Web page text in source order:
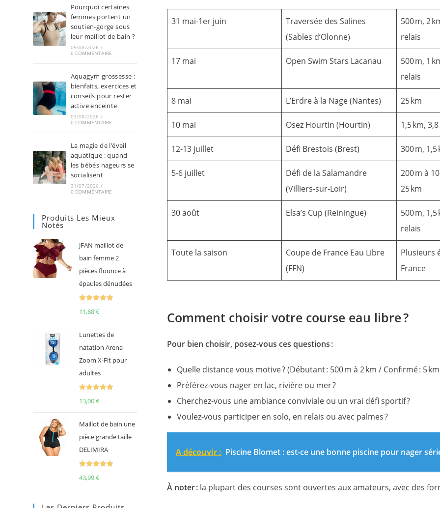
31 mai-1er juin
Traversée des Salines
(Sables d’Olonne)
500 m, 2
relais
17 mai Open Swim Stars Lacanau
500 m, 1
relais
8 mai L’Erdre à la Nage (Nantes) 25 km
10 mai Osez Hourtin (Hourtin) 1,5 km,
12-13 juillet Défi Brestois (Brest) 300 m, 1,5
5-6 juillet
Défi de la Salamandre
(Villiers-sur-Loir)
200 m à
25 km
30 août Elsa’s Cup (Reiningue)
500 m, 1,5
relais
Toute la saison
Coupe de France Eau Libre
(FFN)
Plusieurs
France
Comment choisir votre course eau libre ?
Pour bien choisir, posez-vous ces questions :
Quelle distance vous motive ? (Débutant : 500 m à 2 km / Confirmé : 5
Préférez-vous nager en lac, rivière ou mer ?
Cherchez-vous une ambiance conviviale ou un vrai défi sportif ?
Voulez-vous participer en solo, en relais ou avec palmes ?
A découvir : Piscine Blomet : est-ce une bonne piscine pour nager
À noter : la plupart des courses sont ouvertes aux amateurs, avec des
Pourquoi certaines
femmes portent un
soutien-gorge sous
leur maillot de bain ?
05/08/2026 /
0 COMMENTAIRE
Aquagym grossesse :
bienfaits, exercices et
conseils pour rester
active enceinte
03/08/2026 /
0 COMMENTAIRE
La magie de l’éveil
aquatique : quand
les bébés nageurs se
socialisent
31/07/2026 /
0 COMMENTAIRE
Produits Les Mieux
Notés
JFAN maillot de
bain femme 2
pièces flounce à
épaules dénudées
11,88€
Lunettes de
natation Arena
Zoom X-Fit pour
adultes
13,00€
Maillot de bain une
pièce grande taille
DELIMIRA
43,99€